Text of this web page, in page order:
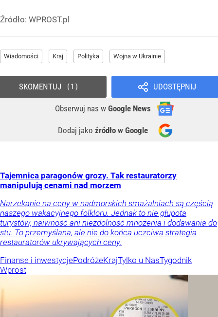
Źródło: WPROST.pl
Wiadomości Kraj Polityka Wojna w Ukrainie
UDOSTĘPNIJ
Obserwuj nas w Google News
Dodaj jako źródło w Google
SKOMENTUJ 1
Tajemnica paragonów grozy. Tak restauratorzy
manipulują cenami nad morzem
Narzekanie na ceny w nadmorskich smażalniach są częścią
naszego wakacyjnego folkloru. Jednak to nie głupota
turystów, naiwność ani niezdolność mnożenia i dodawania do
stu. To przemyślana, ale nie do końca uczciwa strategia
restauratorów ukrywających ceny.
Finanse i inwestycjePodróżeKrajTylko u NasTygodnik
Wprost